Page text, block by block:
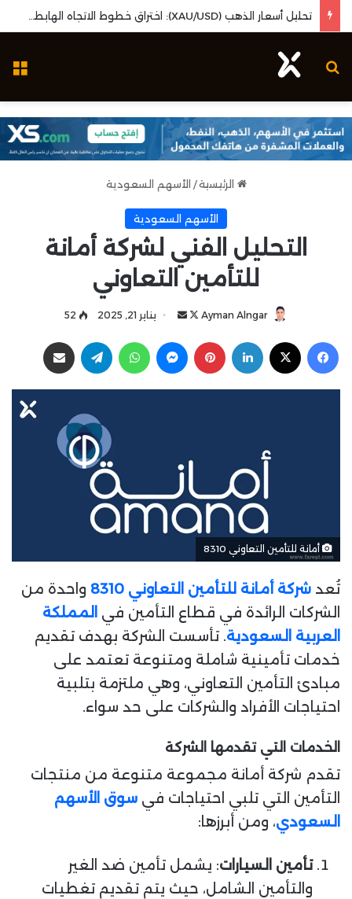
تحليل أسعار الذهب (XAU/USD): اختراق خطوط الاتجاه الهابطة وزخم بيانات البطالة الأمريكية
بحث عن
الرئيسية / الأسهم السعودية
الأسهم السعودية
التحليل الفني لشركة أمانة
للتأمين التعاوني
Ayman Alngar
ت
ب
ع
ع
س
ل
ب
ك
ر
ا
يناير 21, 2025 52
أمانة للتأمين التعاوني 8310
تُعد شركة أمانة للتأمين التعاوني 8310
واحدة من
الشركات الرائدة في قطاع التأمين في المملكة
العربية السعودية. تأسست الشركة بهدف تقديم
خدمات تأمينية شاملة ومتنوعة تعتمد على
مبادئ التأمين التعاوني، وهي ملتزمة بتلبية
احتياجات الأفراد والشركات على حد سواء.
الخدمات التي تقدمها الشركة
تقدم شركة أمانة مجموعة متنوعة من منتجات
التأمين التي تلبي احتياجات في سوق الأسهم
السعودي، ومن أبرزها:
تأمين السيارات: يشمل تأمين ضد الغير
والتأمين الشامل، حيث يتم تقديم تغطيات